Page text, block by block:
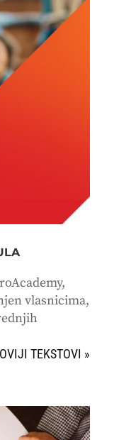
vlasnicima,
SLEDEĆI UNOSI »